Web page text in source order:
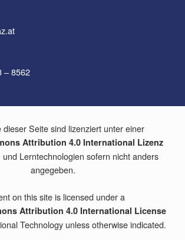
– 8562
dieser Seite sind lizenziert unter einer
Attribution 4.0 International Lizenz
und Lerntechnologien sofern nicht anders
angegeben.
on this site is licensed under a
Attribution 4.0 International License
Technology unless otherwise indicated.